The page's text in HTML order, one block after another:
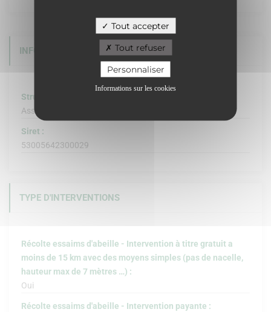
Tout accepter
Tout refuser
Personnaliser
Informations sur les cookies
INFORMATIONS COMPLÉMENTAIRES
Structure de l'organisation :
Association
Siret :
53005642300029
TYPE D'INTERVENTIONS
Récolte essaims d'abeille - Intervention à titre gratuit a
moins de 15 km avec des moyens simples (pas de nacelle,
hauteur max de 7 mètres …) :
Oui
Récolte essaims d'abeille - Intervention payante :